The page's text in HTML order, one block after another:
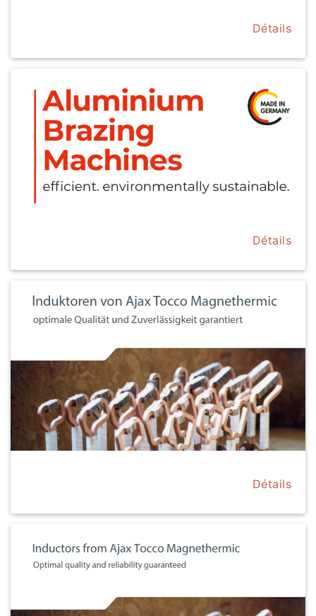
Détails
Détails
Détails